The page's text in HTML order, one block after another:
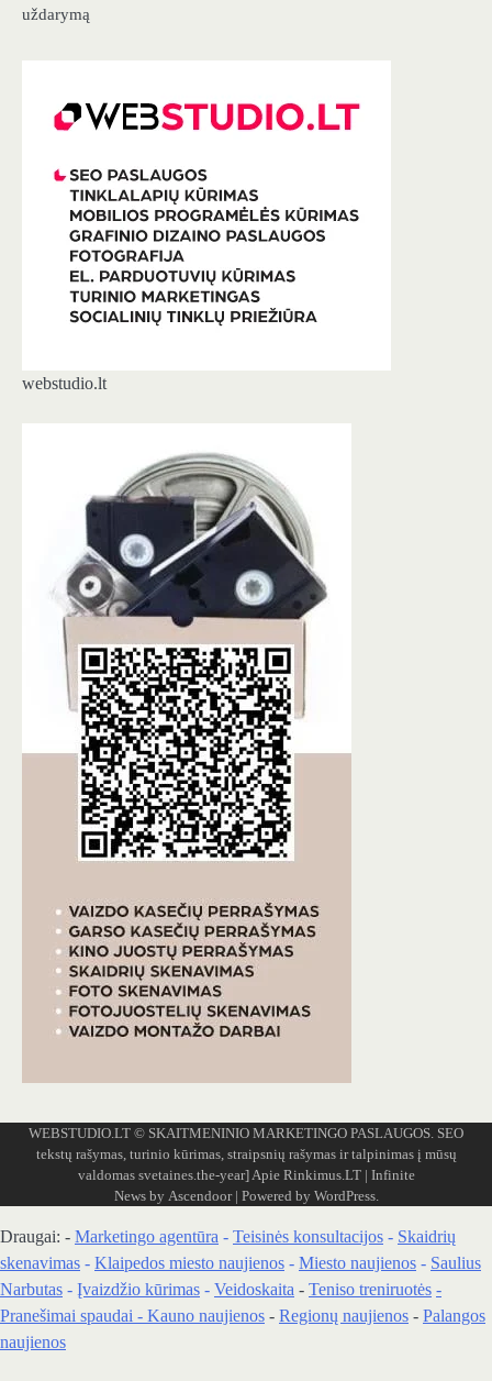
uždarymą
webstudio.lt
WEBSTUDIO.LT © SKAITMENINIO MARKETINGO PASLAUGOS. SEO
tekstų rašymas, turinio kūrimas, straipsnių rašymas ir talpinimas į mūsų
valdomas svetaines.the-year]Apie Rinkimus.LT| Infinite
News by Ascendoor| Powered by WordPress.
Draugai: - Marketingo agentūra - Teisinės konsultacijos - Skaidrių
skenavimas - Klaipedos miesto naujienos - Miesto naujienos - Saulius
Narbutas - Įvaizdžio kūrimas - Veidoskaita - Teniso treniruotės -
Pranešimai spaudai - Kauno naujienos - Regionų naujienos - Palangos
naujienos